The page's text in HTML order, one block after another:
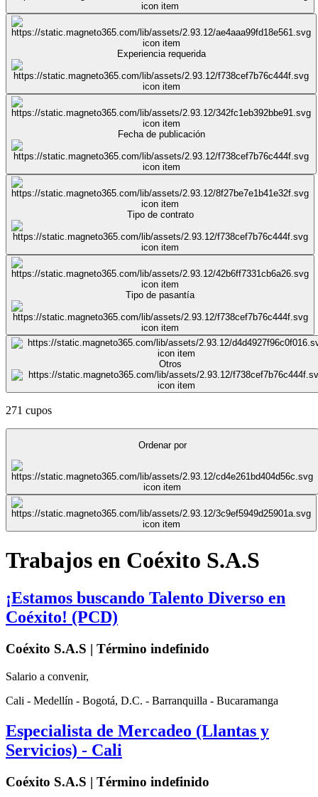
Experiencia requerida
Fecha de publicación
Tipo de contrato
Tipo de pasantía
Otros
271 cupos
Ordenar por
Trabajos en Coéxito S.A.S
¡Estamos buscando Talento Diverso en
Coéxito! (PCD)
Coéxito S.A.S | Término indefinido
Salario a convenir,
Cali - Medellín - Bogotá, D.C. - Barranquilla - Bucaramanga
Especialista de Mercadeo (Llantas y
Servicios) - Cali
Coéxito S.A.S | Término indefinido